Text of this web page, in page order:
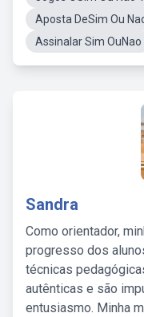
Aposta DeSim Ou
Assinalar Sim OuNao
Sandra
Como orientador,
progresso dos
técnicas
autênticas e são
entusiasmo. Minha